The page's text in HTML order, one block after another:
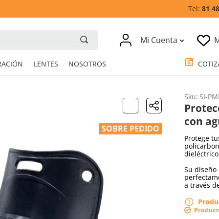
81
Mi Cuenta
SOBRE PEDIDO
Sku: SI-
con
Protege
Su
a través